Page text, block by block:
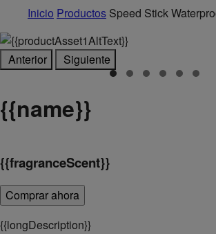
Inicio Productos Speed Stick
Anterior Siguiente
{{name}}
{{fragranceScent}}
Comprar ahora
{{longDescription}}